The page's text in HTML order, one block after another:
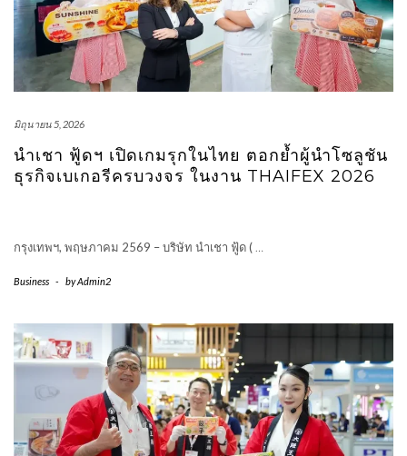
มิถุนายน 5, 2026
นําเชา ฟู้ดฯ เปิดเกมรุกในไทย ตอกย้ำผู้นำโซลูชัน
ธุรกิจเบเกอรีครบวงจร ในงาน THAIFEX 2026
กรุงเทพฯ, พฤษภาคม 2569 – บริษัท นําเชา ฟู้ด ( …
Business - byAdmin2